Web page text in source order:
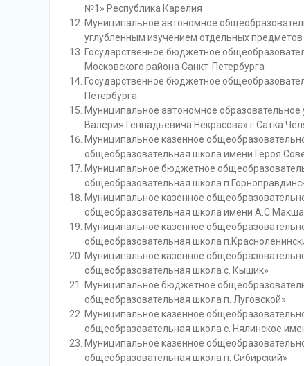
№1» Республика Карелия
Муниципальное автономное
углубленным изучением отдельных предметов
Государственное бюджетное
Московского района Санкт-Петербурга
Государственное бюджетное
Петербурга
Муниципальное автономное
Валерия Геннадьевича Некрасова» г.Сатка
Муниципальное казенное
общеобразовательная школа имени Героя
Муниципальное бюджетное
общеобразовательная школа
Муниципальное казенное
общеобразовательная школа имени
Муниципальное казенное
общеобразовательная школа
Муниципальное казенное
общеобразовательная школа с. Кышик»
Муниципальное бюджетное
общеобразовательная школа п. Луговской»
Муниципальное казенное
общеобразовательная школа с. Нялинское
Муниципальное казенное
общеобразовательная школа п. Сибирский»